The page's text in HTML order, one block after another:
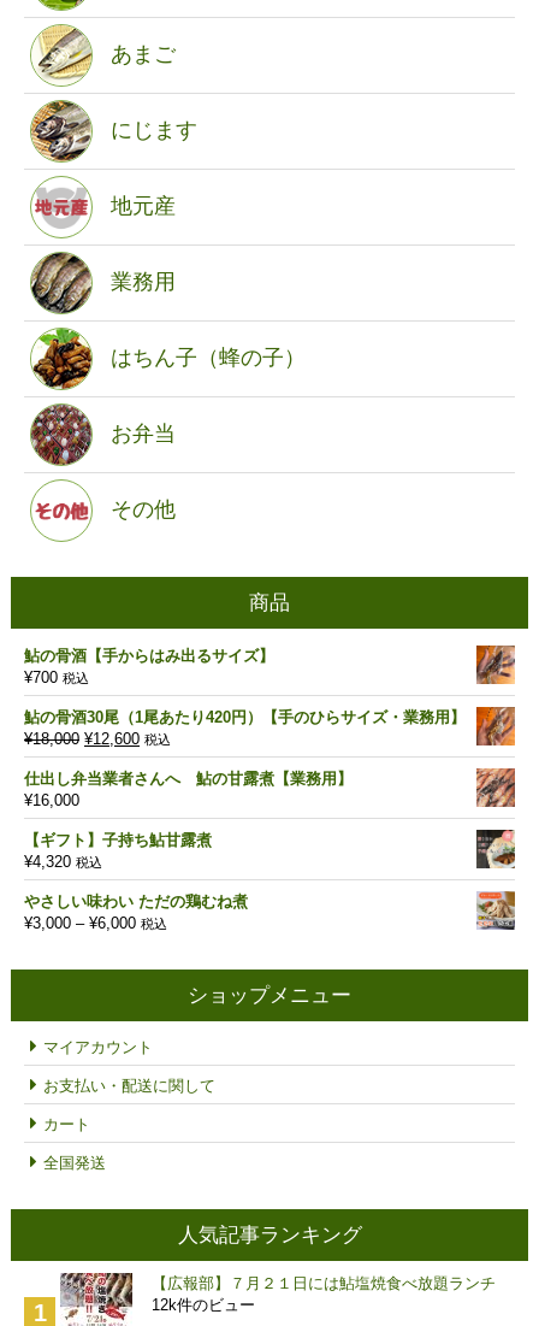
あまご
にじます
地元産
業務用
はちん子（蜂の子）
お弁当
その他
商品
鮎の骨酒【手からはみ出るサイズ】
¥700 税込
鮎の骨酒30尾（1尾あたり420円）【手のひらサイズ・業務用】
¥18,000 元
の
価
は
¥18,000
で
し
た。
¥12,600現
在
の
格
は
す。
税込
仕出し弁当業者さんへ 鮎の甘露煮【業務用】
¥16,000
【ギフト】子持ち鮎甘露煮
¥4,320 税込
やさしい味わい ただの鶏むね煮
¥3,000 – ¥6,000価税込
ショップメニュー
マイアカウント
お支払い・配送に関して
カート
全国発送
人気記事ランキング
【広報部】７月２１日には鮎塩焼食べ放題ランチ
12k件のビュー